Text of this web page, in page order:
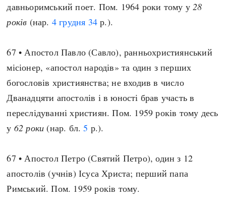
давньоримський поет. Пом. 1964 роки тому у28
років (нар. 4 грудня 34 р.).
67 • Апостол Павло (Савло), ранньохристиянський
місіонер, «апостол народів» та один з перших
богословів християнства; не входив в число
Дванадцяти апостолів і в юності брав участь в
переслідуванні християн. Пом. 1959 років тому десь
у 62 роки (нар. бл.5 р.).
67 • Апостол Петро (Святий Петро), один з 12
апостолів (учнів) Ісуса Христа; перший папа
Римський. Пом. 1959 років тому.